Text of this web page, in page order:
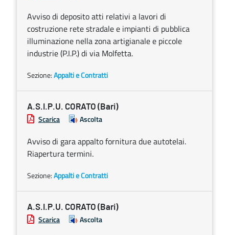
Avviso di deposito atti relativi a lavori di
costruzione rete stradale e impianti di pubblica
illuminazione nella zona artigianale e piccole
industrie (P.I.P.) di via Molfetta.
Sezione:Appalti e Contratti
A.S.I.P.U. CORATO (Bari)
Scarica Ascolta
Avviso di gara appalto fornitura due autotelai.
Riapertura termini.
Sezione:Appalti e Contratti
A.S.I.P.U. CORATO (Bari)
Scarica Ascolta